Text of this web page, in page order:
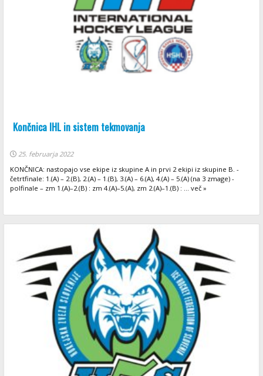
Končnica IHL in sistem tekmovanja
25. februarja 2022
KONČNICA: nastopajo vse ekipe iz skupine A in prvi 2 ekipi iz skupine B. -
četrtfinale: 1.(A) – 2.(B), 2.(A) – 1.(B), 3.(A) – 6.(A), 4.(A) – 5.(A) (na 3 zmage) -
polfinale – zm 1.(A)–2.(B) : zm 4.(A)–5.(A), zm 2.(A)–1.(B) : ... več »